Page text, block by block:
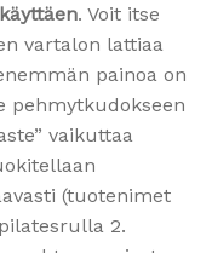
. Voit itse
vartalon lattiaa
painoa on
pehmytkudokseen
vaikuttaa
(tuotenimet
2.